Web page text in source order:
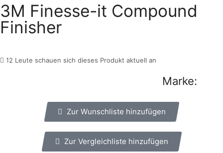
3M Finesse-it Compound
Finisher
12 Leute schauen sich dieses Produkt aktuell an
Marke:
Zur Wunschliste hinzufügen
Zur Vergleichliste hinzufügen